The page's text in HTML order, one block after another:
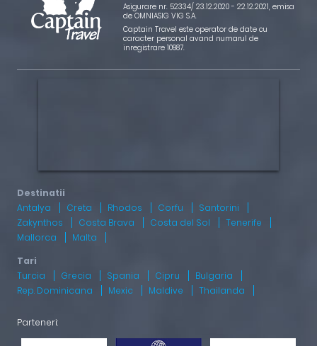
Asigurare nr. 52334/ 23.12.2020 - 22.12.2021, emisa
de OMNIASIG VIG S.A.
Captain Travel este operator de date cu
caracter personal avand numarul de
inregistrare 10987.
Antalya Creta Rhodos Corfu
Santorini
Zakynthos
Costa Brava Costa del Sol
Tenerife
Mallorca
Malta
Turcia Grecia Spania Cipru
Bulgaria
Rep. Dominicana
Mexic Maldive Thailanda